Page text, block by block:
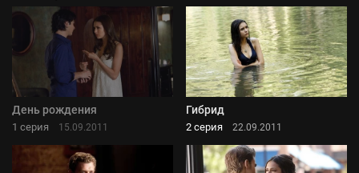
День рождения
1 серия 15.09.2011
Гибрид
2 серия 22.09.2011